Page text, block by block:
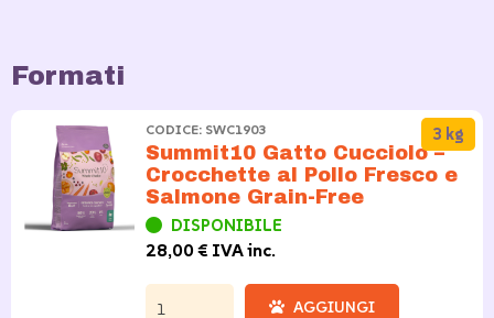
Formati
CODICE: SWC1903
Summit10 Gatto Cucciolo –
Crocchette al Pollo Fresco e
Salmone Grain-Free
3 kg
DISPONIBILE
28,00 € IVA inc.
AGGIUNGI